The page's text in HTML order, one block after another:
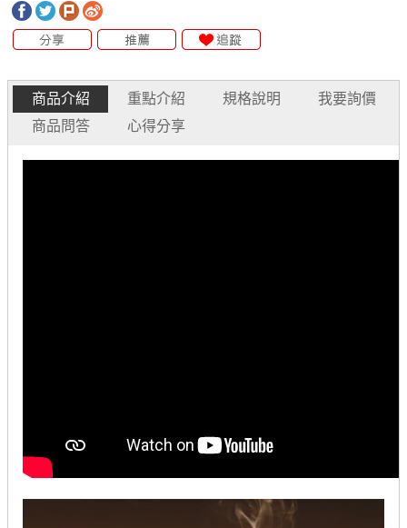
商品介紹 重點介紹 規格說明
我要詢價
商品問答
心得分享